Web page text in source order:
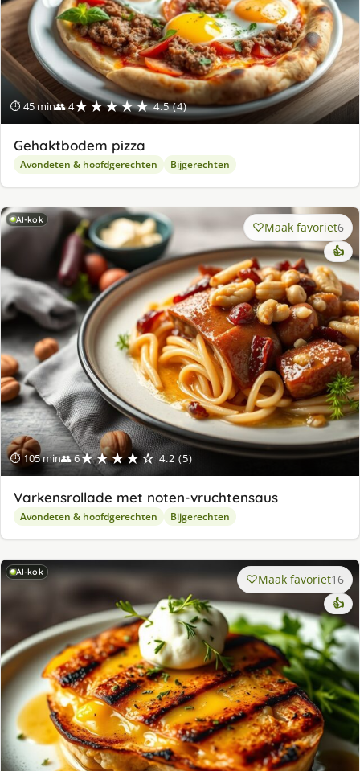
⏱ 45 min👥 4★★★★★ 4.5 (4)
Gehaktbodem pizza
Avondeten & hoofdgerechten Bijgerechten
AI-kok
⏱ 105 min👥 6★★★★☆ 4.2 (5)
Maak favoriet6
👍
Varkensrollade met noten-vruchtensaus
Avondeten & hoofdgerechten Bijgerechten
AI-kok Maak favoriet16
👍